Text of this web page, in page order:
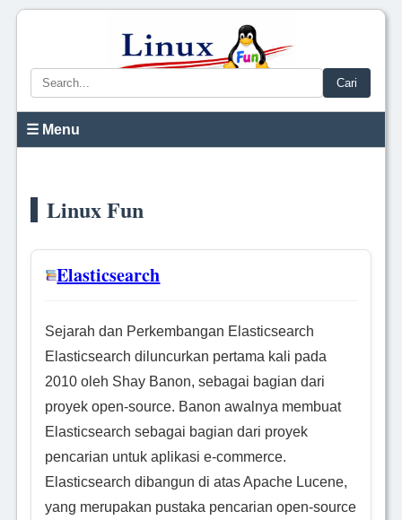
Cari
☰ Menu
Linux Fun
Elasticsearch
Sejarah dan Perkembangan Elasticsearch
Elasticsearch diluncurkan pertama kali pada
2010 oleh Shay Banon, sebagai bagian dari
proyek open-source. Banon awalnya membuat
Elasticsearch sebagai bagian dari proyek
pencarian untuk aplikasi e-commerce.
Elasticsearch dibangun di atas Apache Lucene,
yang merupakan pustaka pencarian open-source